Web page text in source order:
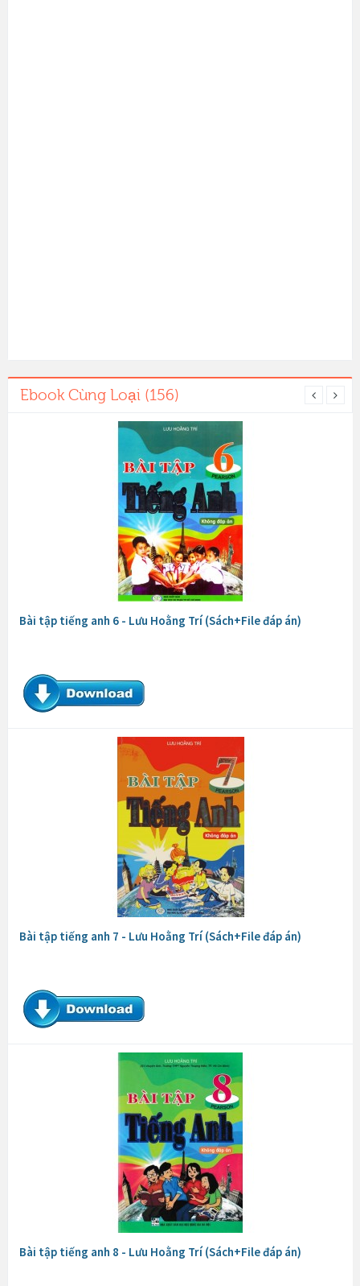
Ebook Cùng Loại (156)
Bài tập tiếng anh 6 - Lưu Hoằng Trí (Sách+File đáp án)
Bài tập tiếng anh 7 - Lưu Hoằng Trí (Sách+File đáp án)
Bài tập tiếng anh 8 - Lưu Hoằng Trí (Sách+File đáp án)